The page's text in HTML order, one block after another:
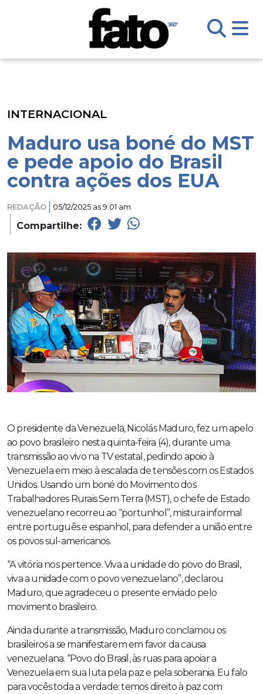
INTERNACIONAL
Maduro usa boné do MST
e pede apoio do Brasil
contra ações dos EUA
REDAÇÃO 05/12/2025 as 9:01 am
Compartilhe:
O presidente da Venezuela, Nicolás Maduro, fez um apelo
ao povo brasileiro nesta quinta-feira (4), durante uma
transmissão ao vivo na TV estatal, pedindo apoio à
Venezuela em meio à escalada de tensões com os Estados
Unidos. Usando um boné do Movimento dos
Trabalhadores Rurais Sem Terra (MST), o chefe de Estado
venezuelano recorreu ao “portunhol”, mistura informal
entre português e espanhol, para defender a união entre
os povos sul-americanos.
“A vitória nos pertence. Viva a unidade do povo do Brasil,
viva a unidade com o povo venezuelano”, declarou
Maduro, que agradeceu o presente enviado pelo
movimento brasileiro.
Ainda durante a transmissão, Maduro conclamou os
brasileiros a se manifestarem em favor da causa
venezuelana. “Povo do Brasil, às ruas para apoiar a
Venezuela em sua luta pela paz e pela soberania. Eu falo
para vocês toda a verdade: temos direito à paz com